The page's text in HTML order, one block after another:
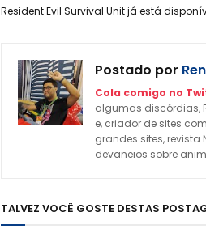
Resident Evil Survival Unit já está
Postado por
Cola comigo no
algumas discórdias,
e, criador de sites
grandes sites, revista
devaneios sobre
TALVEZ VOCÊ GOSTE DESTAS